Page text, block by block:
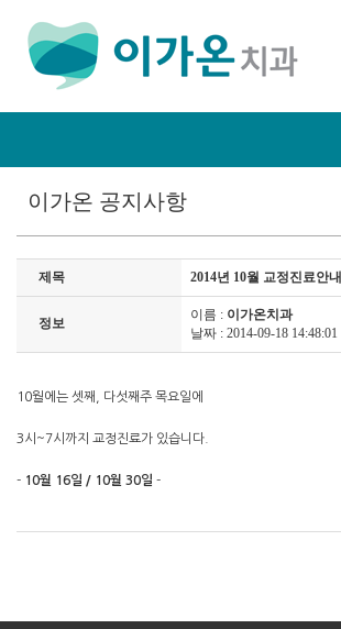
이가온 공지사항
제목 2014년 10월 교정진료안내
정보
이름 : 이가온치과
날짜 : 2014-09-18 14:48:01
10월에는 셋째, 다섯째주 목요일에
3시~7시까지 교정진료가 있습니다.
- 10월 16일 / 10월 30일 -